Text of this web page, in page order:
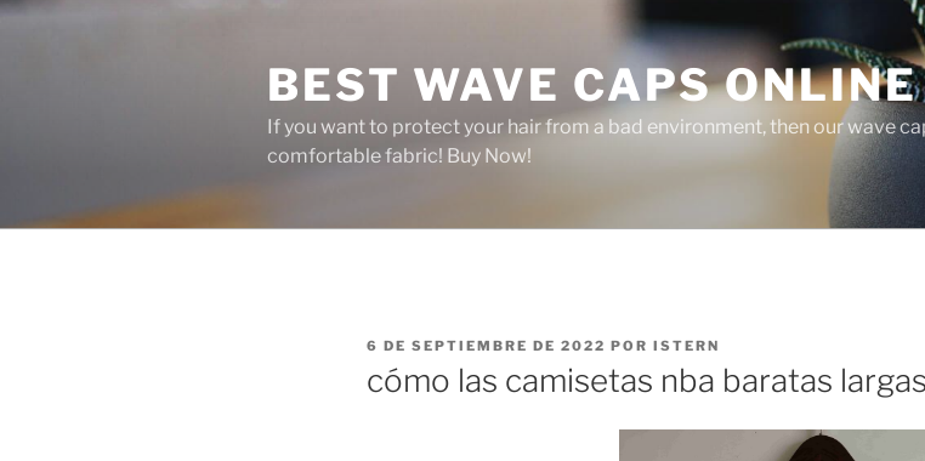
Saltar
BEST WAVE CAPS
If you want to protect your hair from a bad environment, then our wave
comfortable fabric! Buy Now!
PUBLICADO
6 DE SEPTIEMBRE DE 2022 POR ISTERN
cómo las camisetas nba baratas